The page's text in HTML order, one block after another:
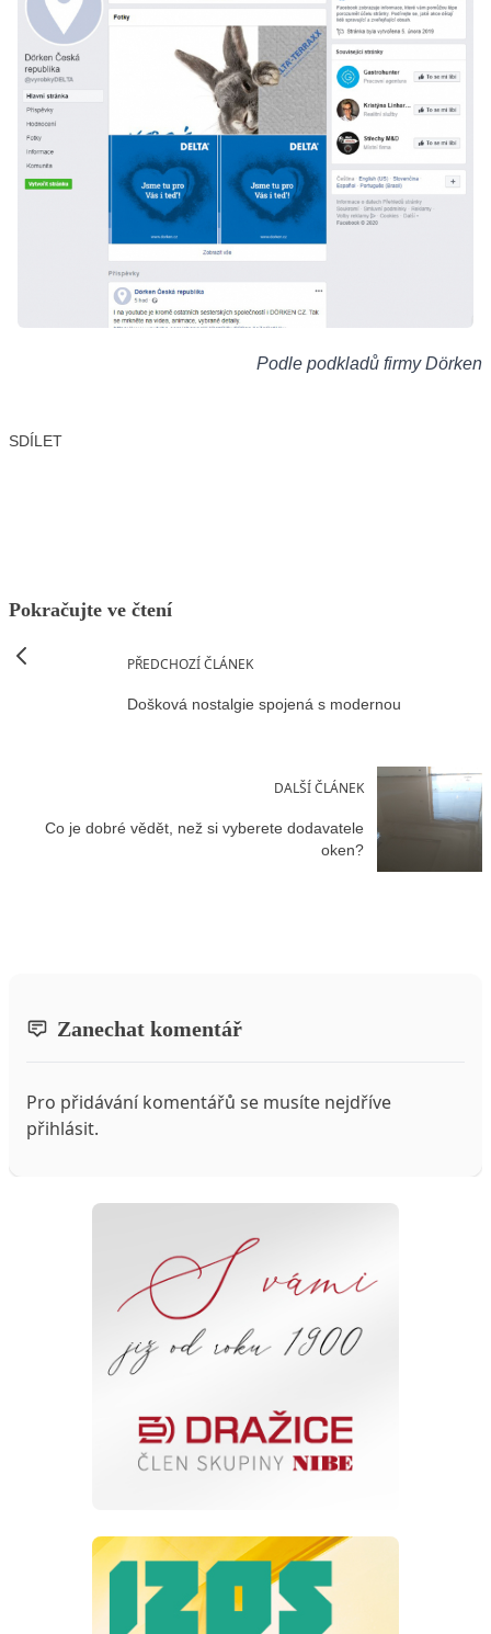
Podle podkladů firmy Dörken
SDÍLET
Pokračujte ve čtení
PŘEDCHOZÍ ČLÁNEK
Došková nostalgie spojená s modernou
DALŠÍ ČLÁNEK
Co je dobré vědět, než si vyberete dodavatele
oken?
Zanechat komentář
Pro přidávání komentářů se musíte nejdříve
přihlásit.